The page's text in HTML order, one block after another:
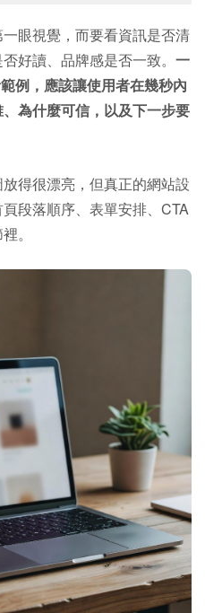
眼視覺，而要看資訊是否清
好讀、品牌感是否一致。 一
例，應該讓使用者在幾秒內
為什麼可信，以及下一步要
得很漂亮，但真正的網站設
段落順序、表單安排、CTA
。